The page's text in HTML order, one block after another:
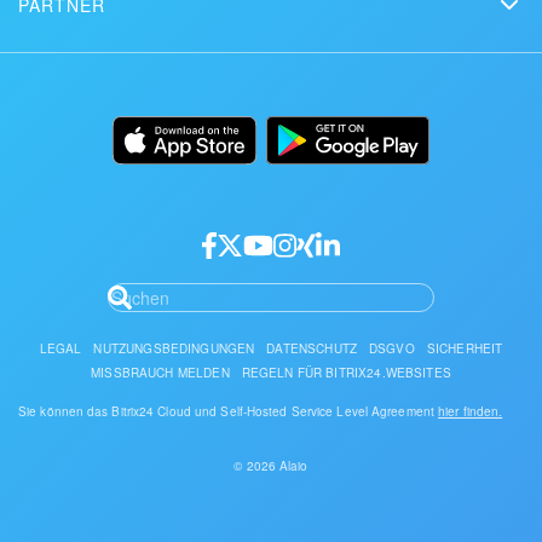
Downloads
Einrichtung
LEGAL NUTZUNGSBEDINGUNGEN DATENSCHUTZ DSGVO
SICHERHEIT
MISSBRAUCH MELDEN
REGELN FÜR BITRIX24.WEBSITES
Sie können das Bitrix24 Cloud und Self-Hosted Service Level Agreementhier finden.
© 2026 Alaio